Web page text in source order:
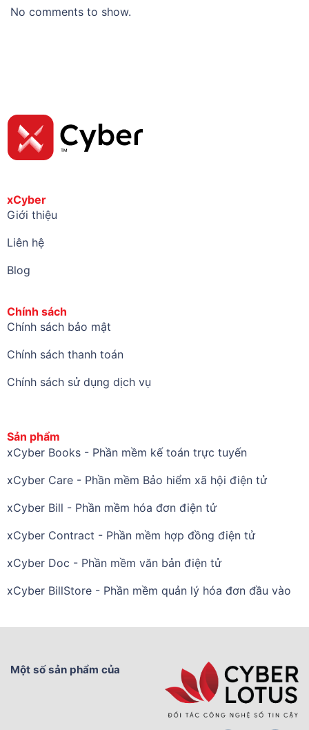
No comments to show.
xCyber
Giới thiệu
Liên hệ
Blog
Chính sách
Chính sách bảo mật
Chính sách thanh toán
Chính sách sử dụng dịch vụ
Sản phẩm
xCyber Books - Phần mềm kế toán trực tuyến
xCyber Care - Phần mềm Bảo hiểm xã hội điện tử
xCyber Bill - Phần mềm hóa đơn điện tử
xCyber Contract - Phần mềm hợp đồng điện tử
xCyber Doc - Phần mềm văn bản điện tử
xCyber BillStore - Phần mềm quản lý hóa đơn đầu vào
Một số sản phẩm của